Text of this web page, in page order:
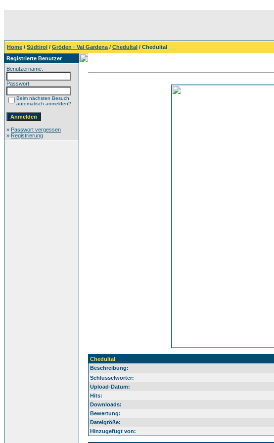
Home / Südtirol / Gröden · Val Gardena / Chedultal / Chedultal
Registrierte Benutzer
Benutzername:
Passwort:
Beim nächsten Besuch
automatisch anmelden?
» Passwort vergessen
» Registrierung
Chedultal
Beschreibung:
Schlüsselwörter:
Upload-Datum:
Hits:
Downloads:
Bewertung:
Dateigröße:
Hinzugefügt von: